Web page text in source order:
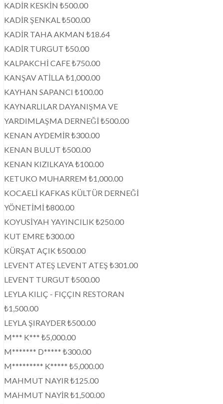
KADİR KESKİN ₺500.00
KADİR ŞENKAL ₺500.00
KADİR TAHA AKMAN ₺18.64
KADİR TURGUT ₺50.00
KALPAKCHİ CAFE ₺750.00
KANŞAV ATİLLA ₺1,000.00
KAYHAN SAPANCI ₺100.00
KAYNARLILAR DAYANIŞMA VE
YARDIMLAŞMA DERNEĞİ ₺500.00
KENAN AYDEMİR ₺300.00
KENAN BULUT ₺500.00
KENAN KIZILKAYA ₺100.00
KETUKO MUHARREM ₺1,000.00
KOCAELİ KAFKAS KÜLTÜR DERNEĞİ
YÖNETİMİ ₺800.00
KOYUSİYAH YAYINCILIK ₺250.00
KUT EMRE ₺300.00
KÜRŞAT AÇIK ₺500.00
LEVENT ATEŞ LEVENT ATEŞ ₺301.00
LEVENT TURGUT ₺500.00
LEYLA KILIÇ - FIÇÇIN RESTORAN
₺1,500.00
LEYLA ŞIRAYDER ₺500.00
M*** K*** ₺5,000.00
M******* D***** ₺300.00
M********* K***** ₺5,000.00
MAHMUT NAYIR ₺125.00
MAHMUT NAYİR ₺1,500.00